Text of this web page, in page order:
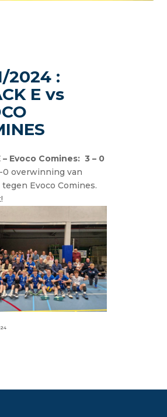
2024 :
E vs
– Evoco Comines: 3 – 0
0 overwinning van
tegen Evoco Comines.